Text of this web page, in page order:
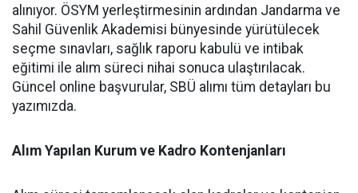
alınıyor. ÖSYM yerleştirmesinin ardından Jandarma ve
Sahil Güvenlik Akademisi bünyesinde yürütülecek
seçme sınavları, sağlık raporu kabulü ve intibak
eğitimi ile alım süreci nihai sonuca ulaştırılacak.
Güncel online başvurular, SBÜ alımı tüm detayları bu
yazımızda.
Alım Yapılan Kurum ve Kadro Kontenjanları